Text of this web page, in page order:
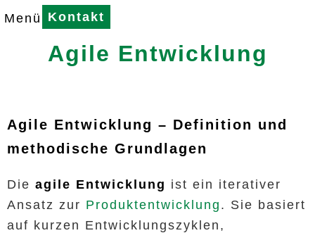
Menü Kontakt
Agile Entwicklung
Agile Entwicklung – Definition und
methodische Grundlagen
Die agile Entwicklung ist ein iterativer
Ansatz zur Produktentwicklung . Sie basiert
auf kurzen Entwicklungszyklen,